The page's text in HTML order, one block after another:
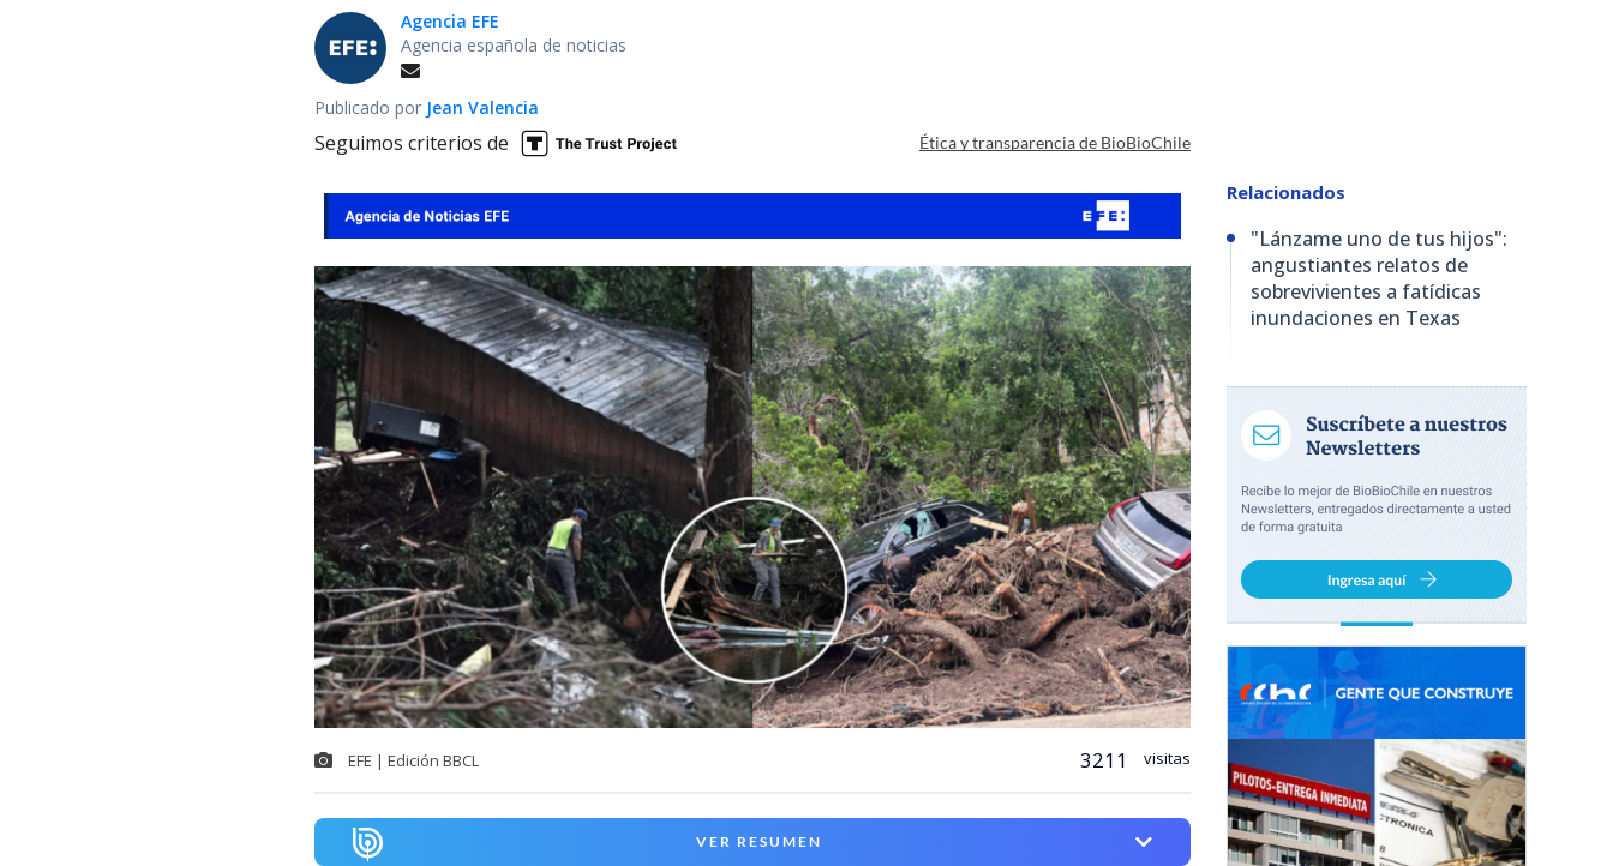
Agencia EFE
Agencia española de noticias
Publicado por Jean Valencia
Seguimos criterios de Ética y transparencia de BioBioChile
EFE | Edición BBCL 3211 visitas
VER RESUMEN
Relacionados
"Lánzame uno de tus hijos":
angustiantes relatos de
sobrevivientes a fatídicas
inundaciones en Texas